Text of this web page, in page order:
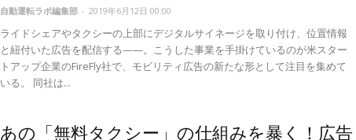
自動運転ラボ編集部 - 2019年6月12日 00:00
ライドシェアやタクシーの上部にデジタルサイネージを取り付け、位置情報
と紐付いた広告を配信する——。こうした事業を手掛けているのが米スター
トアップ企業のFireFly社で、モビリティ広告の新たな形として注目を集めて
いる。 同社は...
あの「無料タクシー」の仕組みを暴く！広告